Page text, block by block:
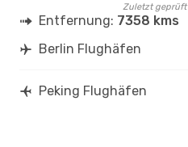
Zuletzt geprüft
Entfernung: 7358 kms
Berlin Flughäfen
Peking Flughäfen